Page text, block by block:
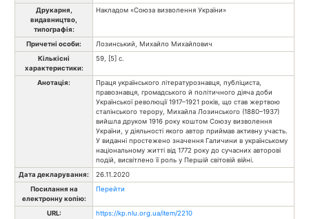
Друкарня,
видавництво,
типографія:
Накладом «Союза визволення України»
Причетні особи:
Лозинський, Михайло Михайлович
Кількісні
характеристики:
59, [5] с.
Анотація:
Праця українського літературознавця, публіциста,
правознавця, громадського й політичного діяча доби
Української революції 1917–1921 років, що став жертвою
сталінського терору, Михайла Лозинського (1880–1937)
вийшла друком 1916 року коштом Союзу визволення
України, у діяльності якого автор приймав активну участь.
У виданні простежено значення Галичини в українському
національному житті від 1772 року до сучасних авторові
подій, висвітлено її роль у Першій світовій війні.
Дата декларування:
26.11.2020
Посилання на
електронну копію:
Перейти
URL: https://kp.nlu.org.ua/item/2210